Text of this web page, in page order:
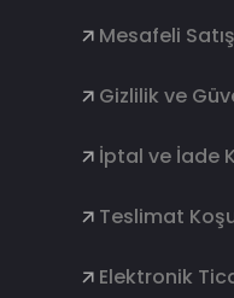
Mesafeli
Gizlilik ve
İptal ve İade
Teslimat
Elektronik